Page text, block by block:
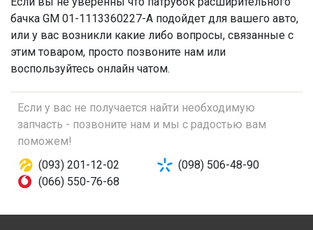
бачка GM 01-1113360227-A подойдет для вашего авто,
или у вас возникли какие либо вопросы, связанные с
этим товаром, просто позвоните нам или
воспользуйтесь онлайн чатом.
Если у вас не получается найти необходимую
запчасть - позвоните нам и мы с радостью вам
поможем!
(093) 201-12-02
(098) 506-48-90
(066) 550-76-68